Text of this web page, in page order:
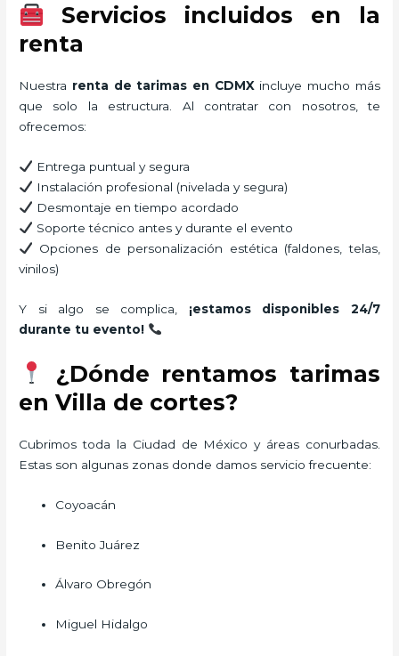
Servicios incluidos en la
renta
Nuestra renta de tarimas en CDMXincluye mucho más
que solo la estructura. Al contratar con nosotros, te
ofrecemos:
Entrega puntual y segura
Instalación profesional (nivelada y segura)
Desmontaje en tiempo acordado
Soporte técnico antes y durante el evento
Opciones de personalización estética (faldones, telas,
vinilos)
Y si algo se complica, ¡estamos disponibles 24/7
durante tu evento!
¿Dónde rentamos tarimas
en Villa de cortes?
Cubrimos toda la Ciudad de México y áreas conurbadas.
Estas son algunas zonas donde damos servicio frecuente:
Coyoacán
Benito Juárez
Álvaro Obregón
Miguel Hidalgo